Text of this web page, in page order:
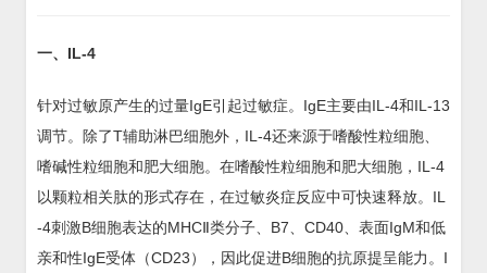
一、IL-4
针对过敏原产生的过量IgE引起过敏症。IgE主要由IL-4和IL-13
调节。除了T辅助淋巴细胞外，IL-4还来源于嗜酸性粒细胞、
嗜碱性粒细胞和肥大细胞。在嗜酸性粒细胞和肥大细胞，IL-4
以颗粒相关肽的形式存在，在过敏炎症反应中可快速释放。IL
-4刺激B细胞表达的MHCⅡ类分子、B7、CD40、表面IgM和低
亲和性IgE受体（CD23），因此促进B细胞的抗原提呈能力。I